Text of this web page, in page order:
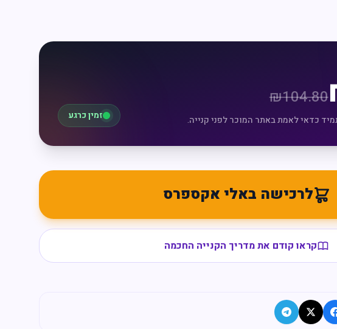
₪104.80
כדאי לאמת באתר המוכר לפני קנייה. זמין כרגע
לרכישה באלי אקספרס
קראו קודם את מדריך הקנייה החכמה